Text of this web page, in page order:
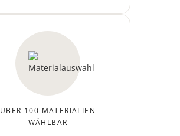
ÜBER 100 MATERIALIEN
WÄHLBAR